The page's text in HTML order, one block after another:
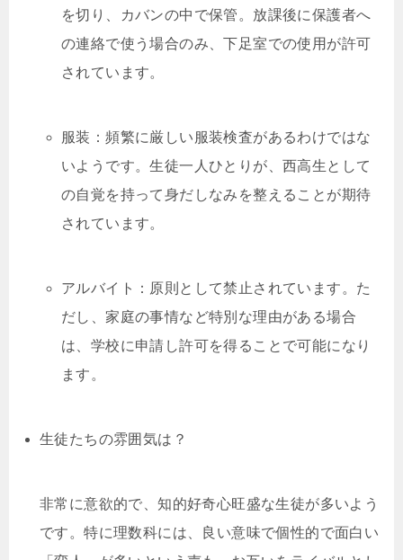
を切り、カバンの中で保管。放課後に保護者へ
の連絡で使う場合のみ、下足室での使用が許可
されています。
服装：頻繁に厳しい服装検査があるわけではな
いようです。生徒一人ひとりが、西高生として
の自覚を持って身だしなみを整えることが期待
されています。
アルバイト：原則として禁止されています。た
だし、家庭の事情など特別な理由がある場合
は、学校に申請し許可を得ることで可能になり
ます。
生徒たちの雰囲気は？
非常に意欲的で、知的好奇心旺盛な生徒が多いよう
です。特に理数科には、良い意味で個性的で面白い